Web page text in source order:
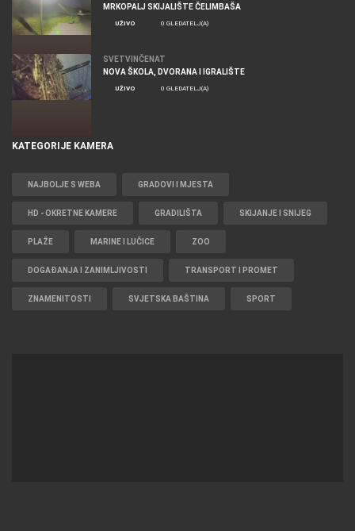
MRKOPALJ SKIJALIŠTE ČELIMBAŠA
UŽIVO 0 GLEDATELJ(A)
SVETVINČENAT
NOVA ŠKOLA, DVORANA I IGRALIŠTE
UŽIVO 0 GLEDATELJ(A)
KATEGORIJE KAMERA
NAJBOLJE S WEBA GRADOVI I MJESTA
HD - OKRETNE KAMERE GRADILIŠTA SKIJANJE I SNIJEG
PLAŽE MARINE I LUČICE ZOO
DOGAĐANJA I ZANIMLJIVOSTI TRANSPORT I PROMET
ZNAMENITOSTI SVJETSKA BAŠTINA SPORT